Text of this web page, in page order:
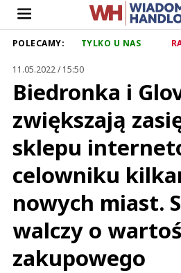
POLECAMY: TYLKO U NAS
11.05.2022 / 15:50
Biedronka i
zwiększają
sklepu
celowniku
nowych miast.
walczy o
zakupowego